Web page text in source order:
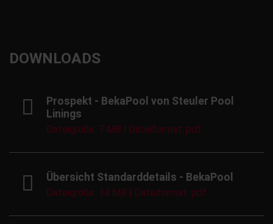
DOWNLOADS
Prospekt - BekaPool von Steuler Pool
Linings
Dateigröße: 7 MB | Dateiformat: pdf
Übersicht Standarddetails - BekaPool
Dateigröße: 14 MB | Dateiformat: pdf